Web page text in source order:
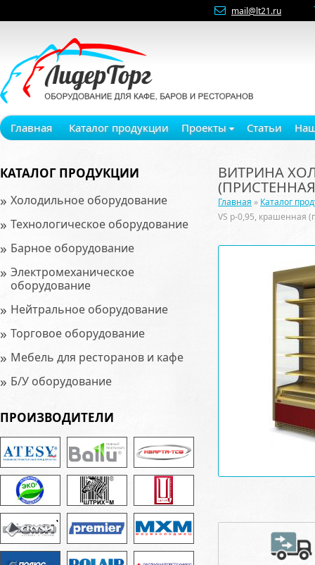
mail@lt21.ru
Главная Каталог продукции Проекты Статьи
КАТАЛОГ ПРОДУКЦИИ
» Холодильное оборудование
» Технологическое оборудование
» Барное оборудование
» Электромеханическое
оборудование
» Нейтральное оборудование
» Торговое оборудование
» Мебель для ресторанов и кафе
» Б/У оборудование
ПРОИЗВОДИТЕЛИ
ВИТРИНА
Главная » Каталог
VS p-0,95, крашенная